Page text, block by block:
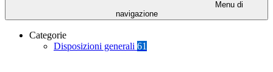
Menu di
navigazione
Categorie
Disposizioni generali 61